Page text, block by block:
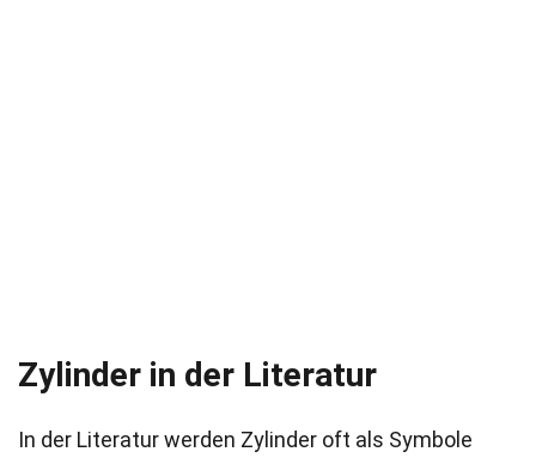
Zylinder in der Literatur
In der Literatur werden Zylinder oft als Symbole